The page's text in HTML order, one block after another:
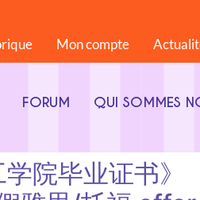
Mon compte
FORUM QUI SOMMES
院毕业证书》